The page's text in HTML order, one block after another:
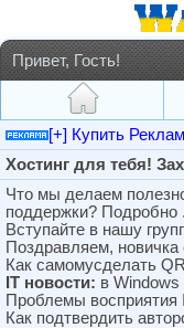
Привет, Гость!
[+] Купить
Хостинг для тебя!
Что мы делаем
поддержки? Подробно
Вступайте в нашу
Поздравляем, новичка
Как самомусделать
IT новости: в Windows
Проблемы восприятия
Как подтвердить